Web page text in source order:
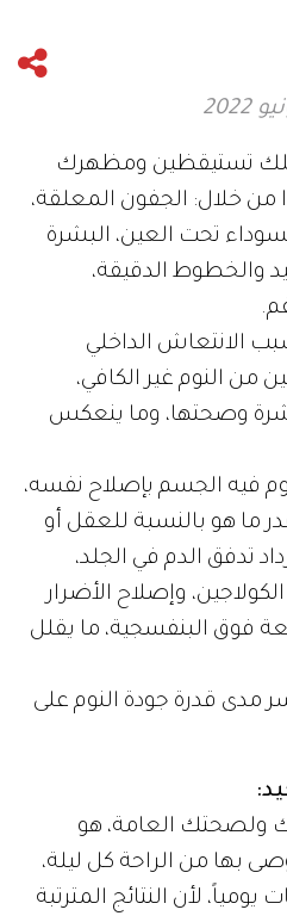
تستيقظين ومظهرك
خلال: الجفون المعلقة،
تحت العين، البشرة
والخطوط الدقيقة،
الانتعاش الداخلي
من النوم غير الكافي،
وصحتها، وما ينعكس
فيه الجسم بإصلاح نفسه،
ما هو بالنسبة للعقل أو
تدفق الدم في الجلد،
وإصلاح الأضرار
فوق البنفسجية، ما يقلل
مدى قدرة جودة النوم على
ولصحتك العامة، هو
بها من الراحة كل ليلة،
بين 7 و9 ساعات يومياً، لأن النتائج المترتبة